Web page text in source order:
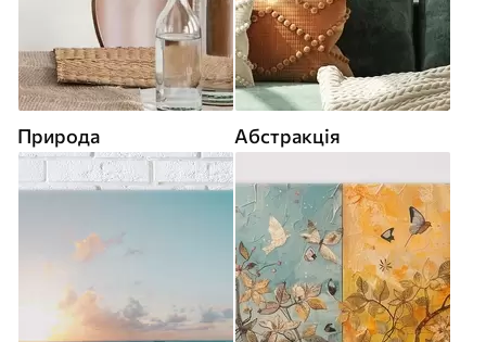
Природа Абстракція